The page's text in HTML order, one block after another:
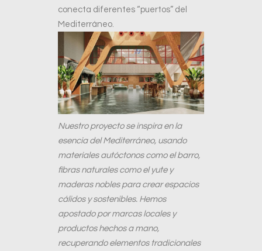
conecta diferentes “puertos” del
Mediterráneo.
Nuestro proyecto se inspira en la
esencia del Mediterráneo, usando
materiales autóctonos como el barro,
fibras naturales como el yute y
maderas nobles para crear espacios
cálidos y sostenibles. Hemos
apostado por marcas locales y
productos hechos a mano,
recuperando elementos tradicionales